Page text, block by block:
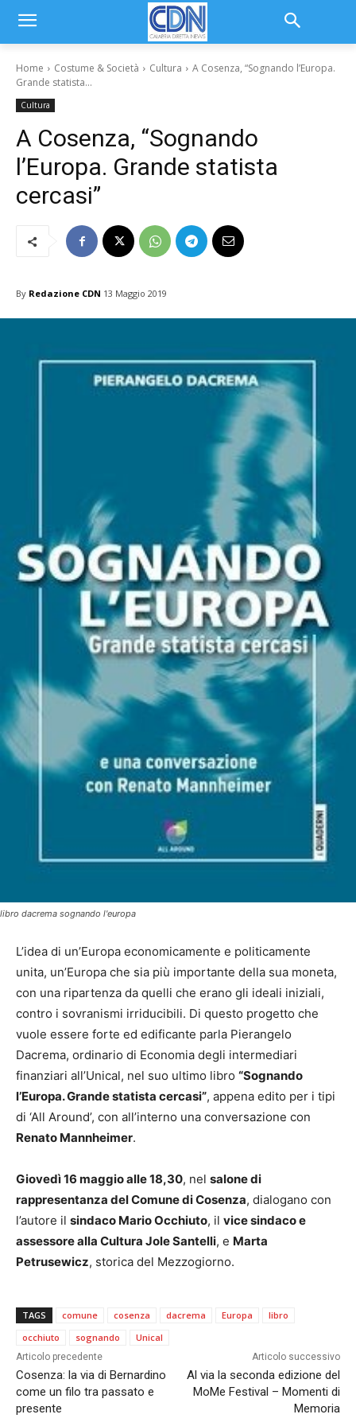
Home Costume & Società Cultura
A Cosenza, “Sognando l’Europa.
Grande statista...
Cultura
A Cosenza, “Sognando
l’Europa. Grande statista
cercasi”
By Redazione CDN 13 Maggio 2019
libro dacrema sognando l'europa
L’idea di un’Europa economicamente e politicamente
unita, un’Europa che sia più importante della sua moneta,
con una ripartenza da quelli che erano gli ideali iniziali,
contro i sovranismi irriducibili. Di questo progetto che
vuole essere forte ed edificante parla Pierangelo
Dacrema, ordinario di Economia degli intermediari
finanziari all’Unical, nel suo ultimo libro “Sognando
l’Europa. Grande statista cercasi”, appena edito per i tipi
di ‘All Around’, con all’interno una conversazione con
Renato Mannheimer.
Giovedì 16 maggio alle 18,30, nel salone di
rappresentanza del Comune di Cosenza, dialogano con
l’autore il sindaco Mario Occhiuto, il vice sindaco e
assessore alla Cultura Jole Santelli, e Marta
Petrusewicz, storica del Mezzogiorno.
TAGS comune cosenza dacrema Europa
libro
occhiuto
sognando Unical
Articolo precedente
Cosenza: la via di Bernardino
come un filo tra passato e
presente
Articolo successivo
Al via la seconda edizione del
MoMe Festival – Momenti di
Memoria